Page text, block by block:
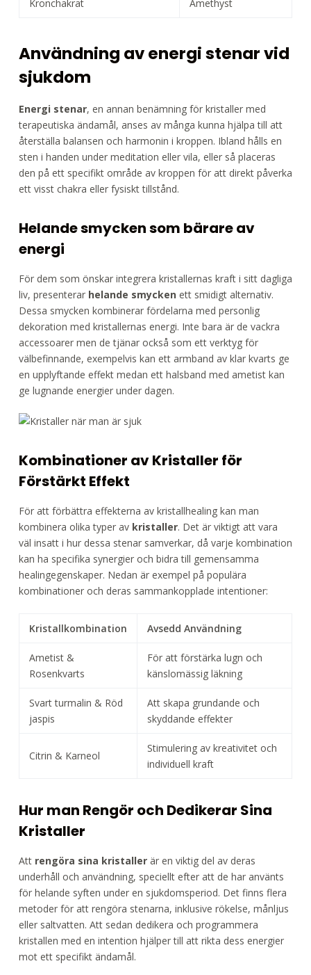
Kronchakrat Amethyst
Användning av energi stenar vid
sjukdom
Energi stenar, en annan benämning för kristaller med
terapeutiska ändamål, anses av många kunna hjälpa till att
återställa balansen och harmonin i kroppen. Ibland hålls en
sten i handen under meditation eller vila, eller så placeras
den på ett specifikt område av kroppen för att direkt påverka
ett visst chakra eller fysiskt tillstånd.
Helande smycken som bärare av
energi
För dem som önskar integrera kristallernas kraft i sitt dagliga
liv, presenterar helande smycken ett smidigt alternativ.
Dessa smycken kombinerar fördelarna med personlig
dekoration med kristallernas energi. Inte bara är de vackra
accessoarer men de tjänar också som ett verktyg för
välbefinnande, exempelvis kan ett armband av klar kvarts ge
en upplyftande effekt medan ett halsband med ametist kan
ge lugnande energier under dagen.
Kombinationer av Kristaller för
Förstärkt Effekt
För att förbättra effekterna av kristallhealing kan man
kombinera olika typer av kristaller. Det är viktigt att vara
väl insatt i hur dessa stenar samverkar, då varje kombination
kan ha specifika synergier och bidra till gemensamma
healingegenskaper. Nedan är exempel på populära
kombinationer och deras sammankopplade intentioner:
Kristallkombination Avsedd Användning
Ametist &
Rosenkvarts
För att förstärka lugn och
känslomässig läkning
Svart turmalin & Röd
jaspis
Att skapa grundande och
skyddande effekter
Citrin & Karneol
Stimulering av kreativitet och
individuell kraft
Hur man Rengör och Dedikerar Sina
Kristaller
Att rengöra sina kristallerär en viktig del av deras
underhåll och användning, speciellt efter att de har använts
för helande syften under en sjukdomsperiod. Det finns flera
metoder för att rengöra stenarna, inklusive rökelse, månljus
eller saltvatten. Att sedan dedikera och programmera
kristallen med en intention hjälper till att rikta dess energier
mot ett specifikt ändamål.